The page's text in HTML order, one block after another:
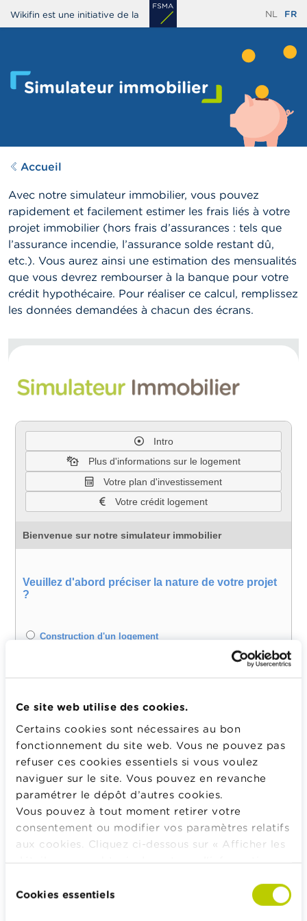
Ce site web utilise des cookies.
Certains cookies sont nécessaires au bon
fonctionnement du site web. Vous ne pouvez pas
refuser ces cookies essentiels si vous voulez
naviguer sur le site. Vous pouvez en revanche
paramétrer le dépôt d’autres cookies.
Vous pouvez à tout moment retirer votre
consentement ou modifier vos paramètres relatifs
aux cookies. Cliquez ci-dessous sur « Afficher les
détails » pour obtenir davantage d'informations.
consultable dans son intégralité
duCookies essentiels
Aller
au
Wikifin est une initiative de la NL FR
Simulateur immobilier
Accueil
Avec notre simulateur immobilier, vous pouvez
rapidement et facilement estimer les frais liés à votre
projet immobilier (hors frais d’assurances : tels que
l’assurance incendie, l’assurance solde restant dû,
etc.). Vous aurez ainsi une estimation des mensualités
que vous devrez rembourser à la banque pour votre
crédit hypothécaire. Pour réaliser ce calcul, remplissez
les données demandées à chacun des écrans.